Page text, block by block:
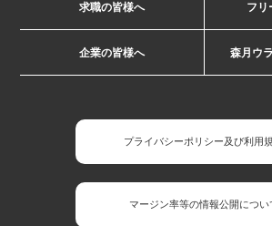
求職の皆様へ フリ
企業の皆様へ 森月ウ
プライバシーポリシー及び利用
マージン率等の情報公開につい